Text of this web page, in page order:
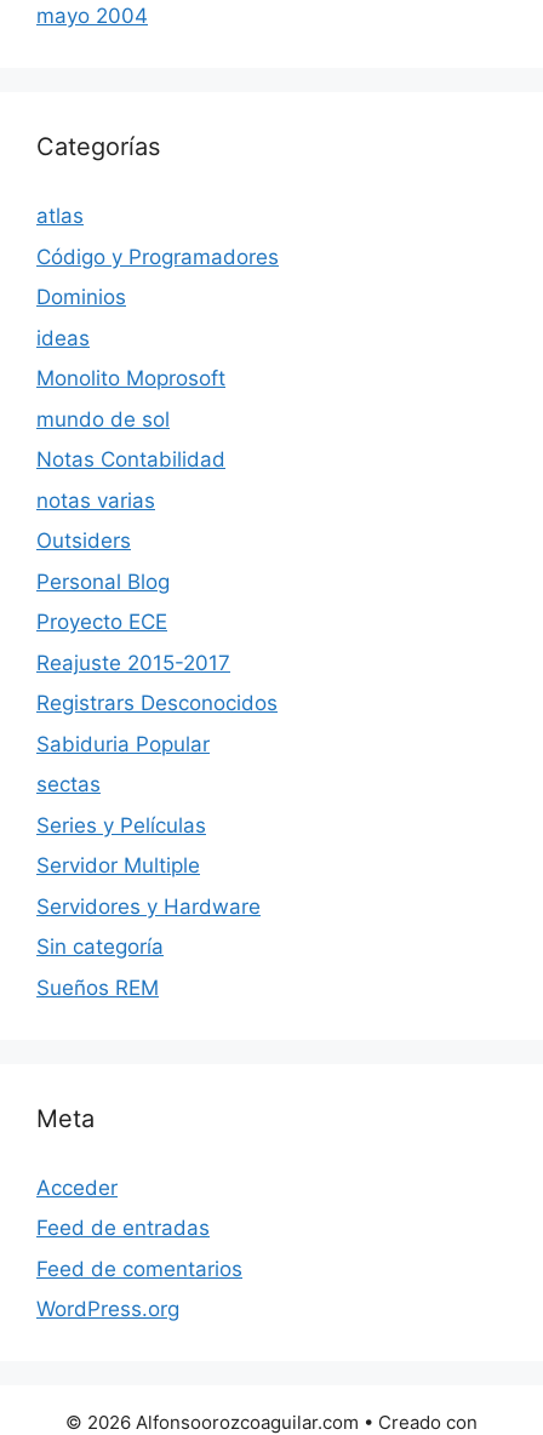
mayo 2004
Categorías
atlas
Código y Programadores
Dominios
ideas
Monolito Moprosoft
mundo de sol
Notas Contabilidad
notas varias
Outsiders
Personal Blog
Proyecto ECE
Reajuste 2015-2017
Registrars Desconocidos
Sabiduria Popular
sectas
Series y Películas
Servidor Multiple
Servidores y Hardware
Sin categoría
Sueños REM
Meta
Acceder
Feed de entradas
Feed de comentarios
WordPress.org
© 2026 Alfonsoorozcoaguilar.com • Creado con